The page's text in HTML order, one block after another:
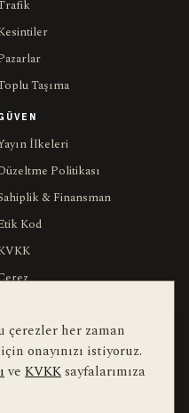
Taşıma
İlkeleri
Politikası
& Finansman
Kod
Şartları
çerezler her zaman
onayınızı istiyoruz.
ve KVKKsayfalarımıza